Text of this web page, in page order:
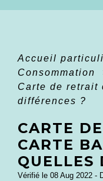
Accueil
Consommation
Carte de retrait
différences ?
CARTE
CARTE
QUELLES
Vérifié le 08 Aug 2022 -